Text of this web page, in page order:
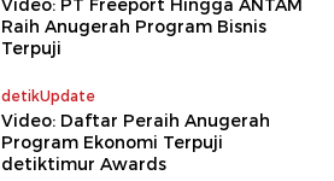
Video: PT Freeport Hingga ANTAM
Raih Anugerah Program Bisnis
Terpuji
detikUpdate
Video: Daftar Peraih Anugerah
Program Ekonomi Terpuji
detiktimur Awards